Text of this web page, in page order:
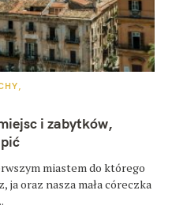
i zabytków,
miastem do którego
ja oraz nasza mała córeczka